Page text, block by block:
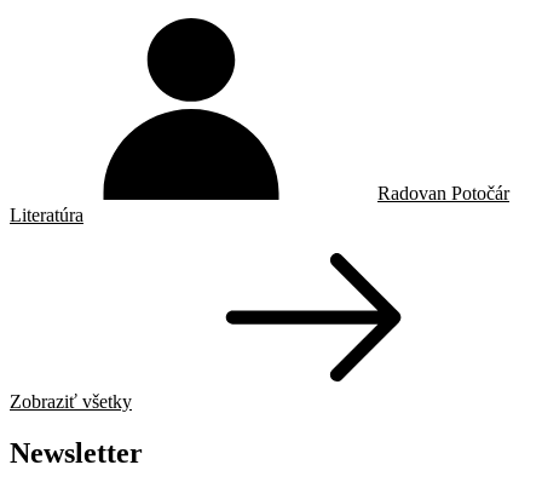
Radovan Potočár
Literatúra
Zobraziť všetky
Newsletter